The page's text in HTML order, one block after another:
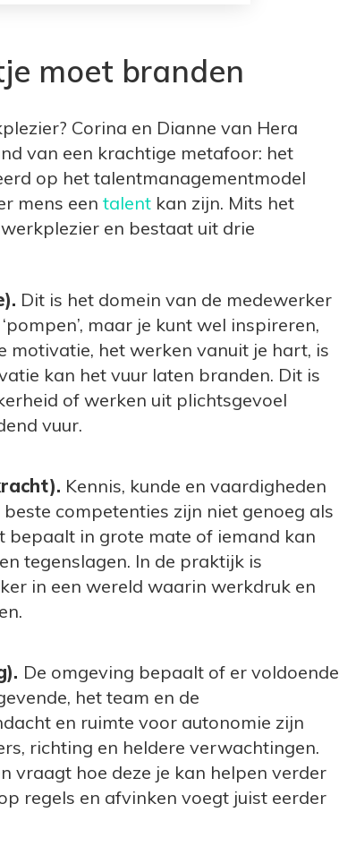
moet branden
Corina en Dianne van Hera
van een krachtige metafoor: het
op het talentmanagementmodel
mens een talent kan zijn. Mits het
en bestaat uit drie
Dit is het domein van de medewerker
maar je kunt wel inspireren,
motivatie, het werken vanuit je hart, is
kan het vuur laten branden. Dit is
of werken uit plichtsgevoel
vuur.
t). Kennis, kunde en vaardigheden
competenties zijn niet genoeg als
bepaalt in grote mate of iemand kan
tegenslagen. In de praktijk is
in een wereld waarin werkdruk en
. De omgeving bepaalt of er voldoende
het team en de
en ruimte voor autonomie zijn
richting en heldere verwachtingen.
vraagt hoe deze je kan helpen verder
regels en afvinken voegt juist eerder